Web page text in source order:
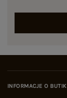
INFORMACJE O BUTIK